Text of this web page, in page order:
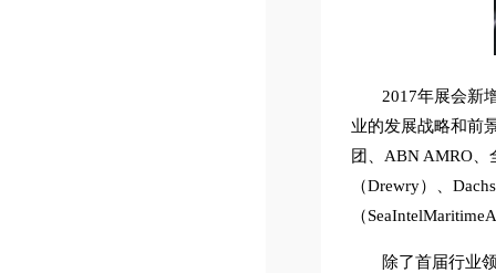
2017年展会新
业的发展战略和前
团、ABN AMRO
（Drewry）、
（
除了首届行业